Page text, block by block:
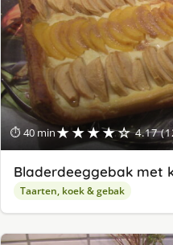
⏱ 40 min★★★★☆ 4.17
Bladerdeeggebak met
Taarten, koek & gebak